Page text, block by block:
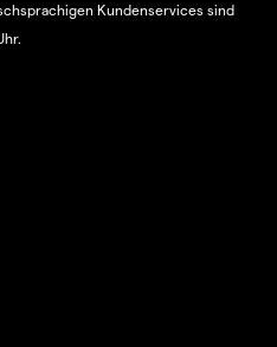
Kundenservices sind